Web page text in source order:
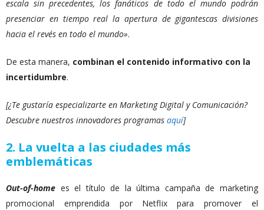
escala sin precedentes, los fanáticos de todo el mundo podrán
presenciar en tiempo real la apertura de gigantescas divisiones
hacia el revés en todo el mundo».
De esta manera, combinan el contenido informativo con la
incertidumbre.
[¿Te gustaría especializarte en Marketing Digital y Comunicación?
Descubre nuestros innovadores programas aquí]
2. La vuelta a las ciudades más
emblemáticas
Out-of-home es el título de la última campaña de marketing
promocional emprendida por Netflix para promover el